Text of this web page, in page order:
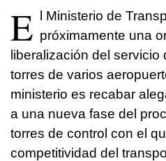
E l Ministerio de
próximamente una
liberalización del servicio
torres de varios
ministerio es recabar
a una nueva fase del
torres de control con el
competitividad del